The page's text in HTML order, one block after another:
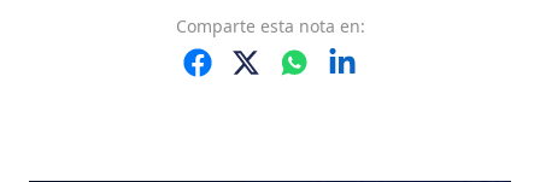
Comparte esta nota en: